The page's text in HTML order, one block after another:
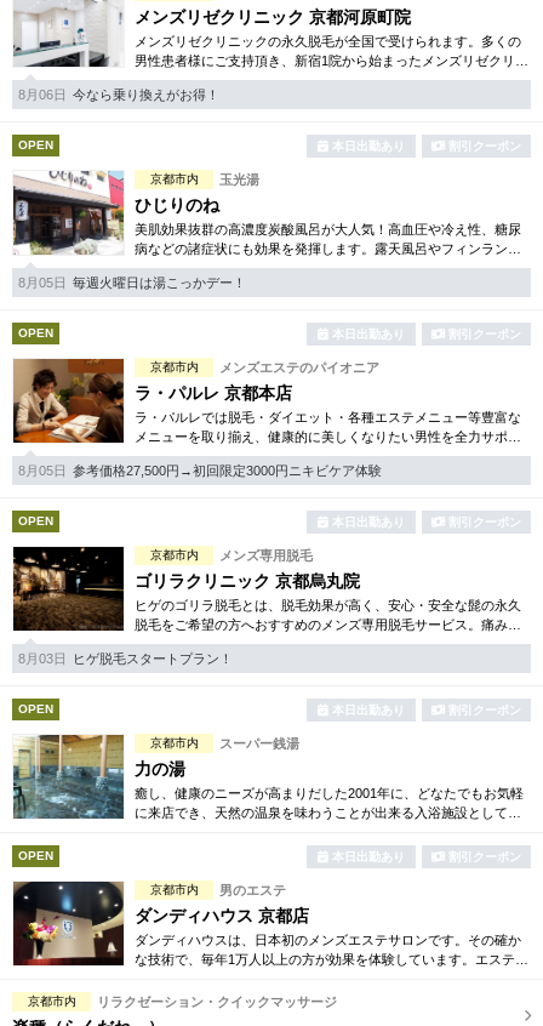
メンズリゼクリニック 京都河原町院
メンズリゼクリニックの永久脱毛が全国で受けられます。多くの
男性患者様にご支持頂き、新宿1院から始まったメンズリゼクリニ
ックが、現在では提携院含め全国10院を展開するクリニックにな
りました。
8月06日 今なら乗り換えがお得！
OPEN 本日出勤あり 割引クーポン
京都市内 玉光湯
ひじりのね
美肌効果抜群の高濃度炭酸風呂が大人気！高血圧や冷え性、糖尿
病などの諸症状にも効果を発揮します。露天風呂やフィンランド
サウナなど、ゆったりとくつろげる空間をご用意。
8月05日 毎週火曜日は湯こっかデー！
OPEN 本日出勤あり 割引クーポン
京都市内 メンズエステのパイオニア
ラ・パルレ 京都本店
ラ・パルレでは脱毛・ダイエット・各種エステメニュー等豊富な
メニューを取り揃え、健康的に美しくなりたい男性を全力サポー
ト！効果を気軽にお試し頂けるコースも幅広く取り揃えいます。
好立地な四条駅近です。
8月05日 参考価格27,500円→初回限定3000円ニキビケア体験
OPEN 本日出勤あり 割引クーポン
京都市内 メンズ専用脱毛
ゴリラクリニック 京都烏丸院
ヒゲのゴリラ脱毛とは、脱毛効果が高く、安心・安全な髭の永久
脱毛をご希望の方へおすすめのメンズ専用脱毛サービス。痛みに
弱い方には医療用麻酔を3種ご用意、医療認可の脱毛機のみを使
用。スキンケアも万全です。
8月03日 ヒゲ脱毛スタートプラン！
OPEN 本日出勤あり 割引クーポン
京都市内 スーパー銭湯
力の湯
癒し、健康のニーズが高まりだした2001年に、どなたでもお気軽
に来店でき、天然の温泉を味わうことが出来る入浴施設として伏
OPEN 本日出勤あり 割引クーポン
京都市内 男のエステ
ダンディハウス 京都店
ダンディハウスは、日本初のメンズエステサロンです。その確か
な技術で、毎年1万人以上の方が効果を体験しています。エステは
ースも取り揃えています。
京都市内 リラクゼーション・クイックマッサージ